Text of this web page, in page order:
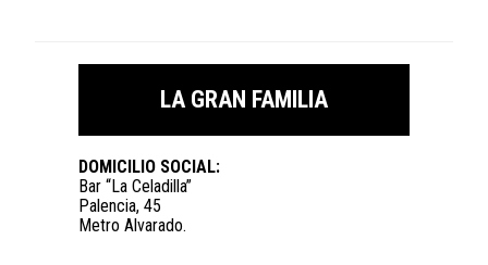
LA GRAN FAMILIA
DOMICILIO SOCIAL:
Bar “La Celadilla”
Palencia, 45
Metro Alvarado.